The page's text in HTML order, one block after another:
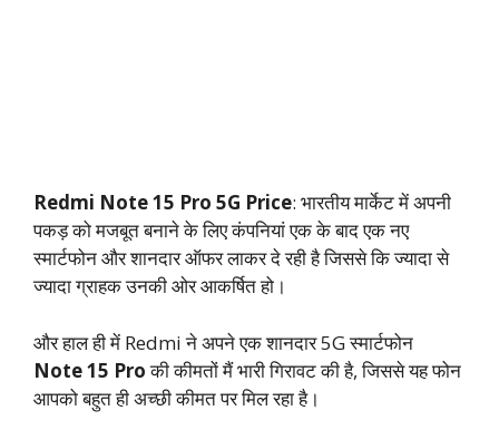
Redmi Note 15 Pro 5G Price: भारतीय मार्केट में अपनी
पकड़ को मजबूत बनाने के लिए कंपनियां एक के बाद एक नए
स्मार्टफोन और शानदार ऑफर लाकर दे रही है जिससे कि ज्यादा से
ज्यादा ग्राहक उनकी ओर आकर्षित हो।
और हाल ही में Redmi ने अपने एक शानदार 5G स्मार्टफोन
Note 15 Proकी कीमतों मैं भारी गिरावट की है, जिससे यह फोन
आपको बहुत ही अच्छी कीमत पर मिल रहा है।